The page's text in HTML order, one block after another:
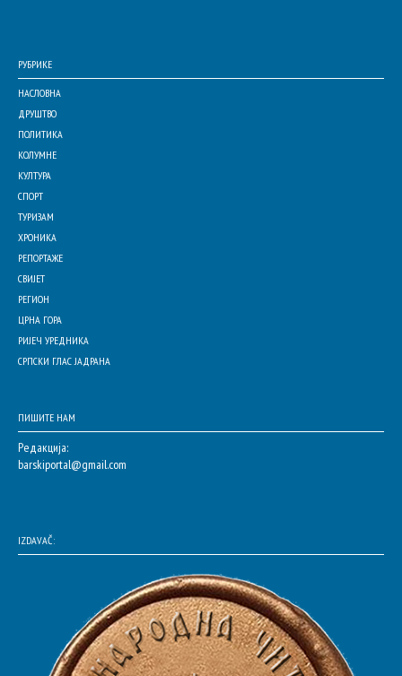
РУБРИКЕ
НАСЛОВНА
ДРУШТВО
ПОЛИТИКА
КОЛУМНЕ
КУЛТУРА
СПОРТ
ТУРИЗАМ
ХРОНИКА
РЕПОРТАЖЕ
СВИЈЕТ
РЕГИОН
ЦРНА ГОРА
РИЈЕЧ УРЕДНИКА
СРПСКИ ГЛАС ЈАДРАНА
ПИШИТЕ НАМ
Редакција:
barskiportal@gmail.com
IZDAVAČ: